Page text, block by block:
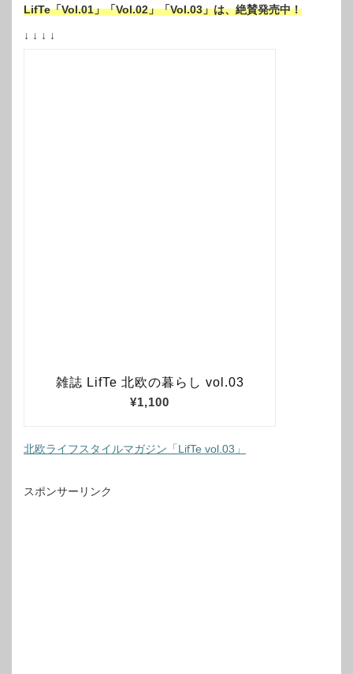
LifTe「Vol.01」「Vol.02」「Vol.03」は、絶賛発売中！
↓ ↓ ↓ ↓
北欧ライフスタイルマガジン「LifTe vol.03」
スポンサーリンク